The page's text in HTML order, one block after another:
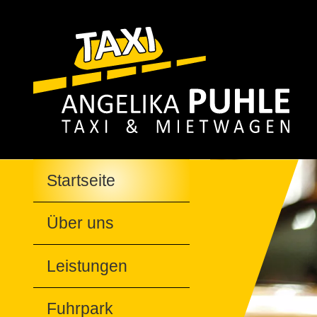
Startseite
Über uns
Leistungen
Fuhrpark